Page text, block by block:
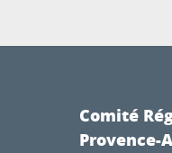
Comité
Provence-